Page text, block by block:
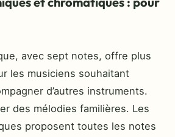
avec sept notes, offre plus
les musiciens souhaitant
d’autres instruments.
des mélodies familières. Les
proposent toutes les notes